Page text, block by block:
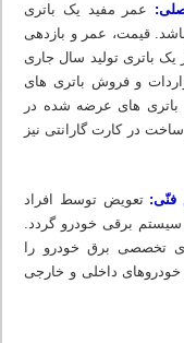
عمر مفید یک باتری
از زمان تولید 3 سال میباشد. قیمت، عمر و بازدهی
یک باتری تولید سال جاری
و فروش باتری های
باتری های عرضه شده در
در کارت گارانتی نیز
فنّی: تعویض توسط افراد
برقی خودرو گردد.
تخصصی برق خودرو را
خودروهای داخلی و خارجی